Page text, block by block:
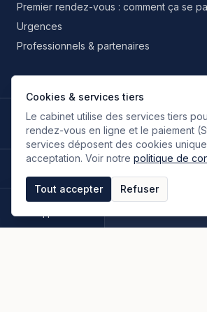
Cookies & services tiers
Le cabinet utilise des services tiers
rendez-vous en ligne et le paiement
services déposent des cookies
acceptation. Voir notre politique de
Tout accepter Refuser
Premier rendez-vous : comment ça se
Urgences
Professionnels & partenaires
LANGUES DE TRAVAIL
🇫🇷
Français
FR🇬🇧
Anglais
EN🇮🇹
ItalienIT🇪🇸
Espagnol
ES 🇷🇺
RusseRU
Site conçu sur une idée originale de zIA digital.
Mentions légalesCGU & CGVPolitique de
Espace clientsPaiement en lignePlan du site
Appeler Rendez-vous